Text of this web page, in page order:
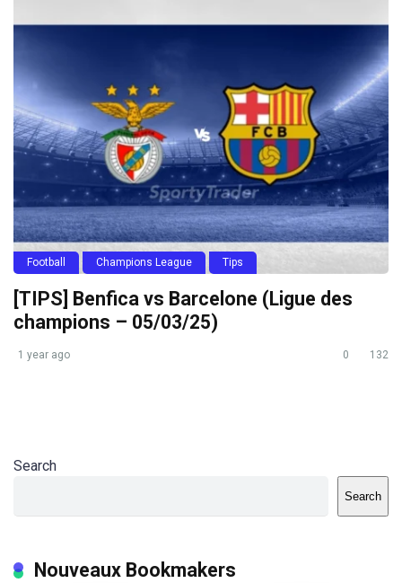
Football Champions League Tips
[TIPS] Benfica vs Barcelone (Ligue des
champions – 05/03/25)
1 year ago 0 132
Search
Search
Nouveaux Bookmakers